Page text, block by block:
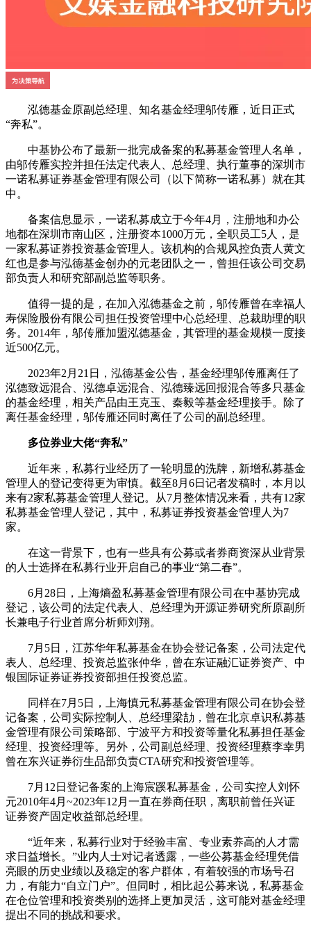
泓德基金原副总经理、知名基金经理邬传雁，近日正式
“奔私”。
中基协公布了最新一批完成备案的私募基金管理人名单，
由邬传雁实控并担任法定代表人、总经理、执行董事的深圳市
一诺私募证券基金管理有限公司（以下简称一诺私募）就在其
中。
备案信息显示，一诺私募成立于今年4月，注册地和办公
地都在深圳市南山区，注册资本1000万元，全职员工5人，是
一家私募证券投资基金管理人。该机构的合规风控负责人黄文
红也是参与泓德基金创办的元老团队之一，曾担任该公司交易
部负责人和研究部副总监等职务。
值得一提的是，在加入泓德基金之前，邬传雁曾在幸福人
寿保险股份有限公司担任投资管理中心总经理、总裁助理的职
务。2014年，邬传雁加盟泓德基金，其管理的基金规模一度接
近500亿元。
2023年2月21日，泓德基金公告，基金经理邬传雁离任了
泓德致远混合、泓德卓远混合、泓德臻远回报混合等多只基金
的基金经理，相关产品由王克玉、秦毅等基金经理接手。除了
离任基金经理，邬传雁还同时离任了公司的副总经理。
多位券业大佬“奔私”
近年来，私募行业经历了一轮明显的洗牌，新增私募基金
管理人的登记变得更为审慎。截至8月6日记者发稿时，本月以
来有2家私募基金管理人登记。从7月整体情况来看，共有12家
私募基金管理人登记，其中，私募证券投资基金管理人为7
家。
在这一背景下，也有一些具有公募或者券商资深从业背景
的人士选择在私募行业开启自己的事业“第二春”。
6月28日，上海熵盈私募基金管理有限公司在中基协完成
登记，该公司的法定代表人、总经理为开源证券研究所原副所
长兼电子行业首席分析师刘翔。
7月5日，江苏华年私募基金在协会登记备案，公司法定代
表人、总经理、投资总监张仲华，曾在东证融汇证券资产、中
银国际证券证券投资部担任投资总监。
同样在7月5日，上海慎元私募基金管理有限公司在协会登
记备案，公司实际控制人、总经理梁劼，曾在北京卓识私募基
金管理有限公司策略部、宁波平方和投资等量化私募担任基金
经理、投资经理等。另外，公司副总经理、投资经理蔡李幸男
曾在东兴证券衍生品部负责CTA研究和投资管理等。
7月12日登记备案的上海宸蹊私募基金，公司实控人刘怀
元2010年4月~2023年12月一直在券商任职，离职前曾任兴证
证券资产固定收益部总经理。
“近年来，私募行业对于经验丰富、专业素养高的人才需
求日益增长。”业内人士对记者透露，一些公募基金经理凭借
亮眼的历史业绩以及稳定的客户群体，有着较强的市场号召
力，有能力“自立门户”。但同时，相比起公募来说，私募基金
在仓位管理和投资类别的选择上更加灵活，这可能对基金经理
提出不同的挑战和要求。